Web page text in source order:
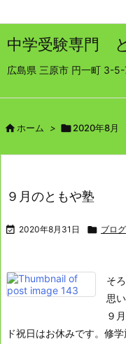
中学受験専門
広島県 三原市 円一町
 ホーム > 2020年8月
９月のともや塾
 2020年8月31日  ブログ
そ
思
９
ド祝日はお休みです。 修学